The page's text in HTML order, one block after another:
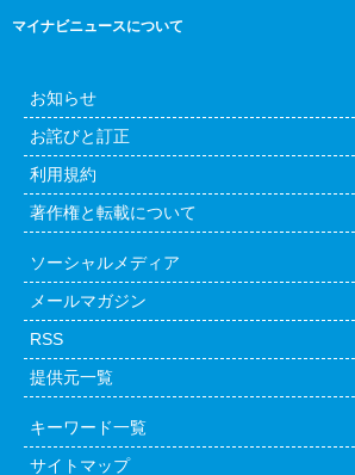
マイナビニュースについて
お知らせ
お詫びと訂正
利用規約
著作権と転載について
ソーシャルメディア
メールマガジン
RSS
提供元一覧
キーワード一覧
サイトマップ